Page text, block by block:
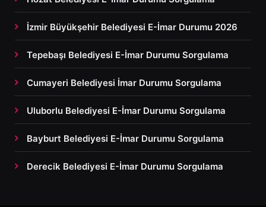
İzmir Büyükşehir Belediyesi E-İmar Durumu 2026
Tepebaşı Belediyesi E-İmar Durumu Sorgulama
Cumayeri Belediyesi İmar Durumu Sorgulama
Uluborlu Belediyesi E-İmar Durumu Sorgulama
Bayburt Belediyesi E-İmar Durumu Sorgulama
Derecik Belediyesi E-İmar Durumu Sorgulama